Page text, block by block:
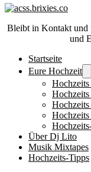
Bleibt in Kontakt und
und
Startseite
Eure Hochzeit
Über Dj Lito
Musik Mixtapes
Hochzeits-Tipps